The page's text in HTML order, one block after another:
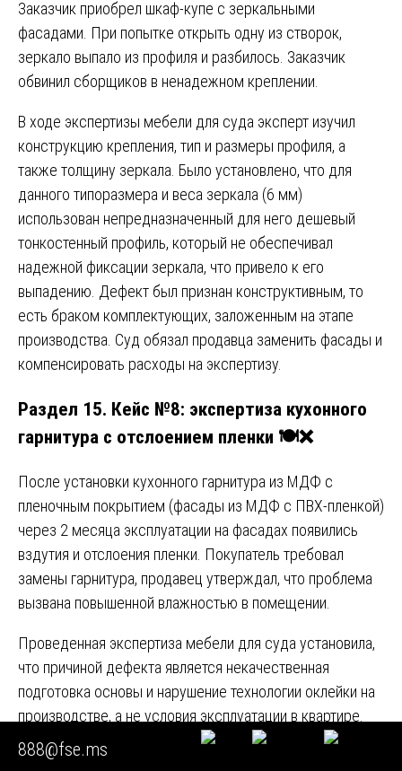
Заказчик приобрел шкаф-купе с зеркальными
фасадами. При попытке открыть одну из створок,
зеркало выпало из профиля и разбилось. Заказчик
обвинил сборщиков в ненадежном креплении.
В ходе экспертизы мебели для суда эксперт изучил
конструкцию крепления, тип и размеры профиля, а
также толщину зеркала. Было установлено, что для
данного типоразмера и веса зеркала (6 мм)
использован непредназначенный для него дешевый
тонкостенный профиль, который не обеспечивал
надежной фиксации зеркала, что привело к его
выпадению. Дефект был признан конструктивным, то
есть браком комплектующих, заложенным на этапе
производства. Суд обязал продавца заменить фасады и
компенсировать расходы на экспертизу.
Раздел 15. Кейс №8: экспертиза кухонного
гарнитура с отслоением пленки 🍽️❌
После установки кухонного гарнитура из МДФ с
пленочным покрытием (фасады из МДФ с ПВХ-пленкой)
через 2 месяца эксплуатации на фасадах появились
вздутия и отслоения пленки. Покупатель требовал
замены гарнитура, продавец утверждал, что проблема
вызвана повышенной влажностью в помещении.
Проведенная экспертиза мебели для суда установила,
что причиной дефекта является некачественная
подготовка основы и нарушение технологии оклейки на
производстве, а не условия эксплуатации в квартире.
Было выявлено несоответствие требованиям ГОСТ
32290-2013 «Мебель. Фасады с пленочным
888@fse.ms